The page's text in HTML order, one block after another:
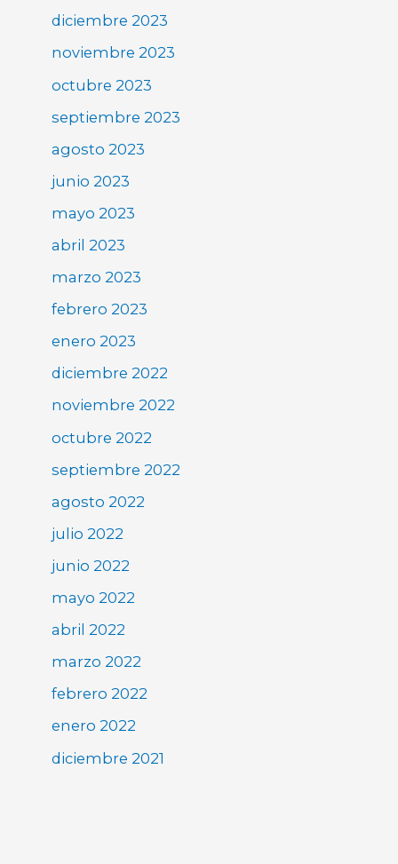
diciembre 2023
noviembre 2023
octubre 2023
septiembre 2023
agosto 2023
junio 2023
mayo 2023
abril 2023
marzo 2023
febrero 2023
enero 2023
diciembre 2022
noviembre 2022
octubre 2022
septiembre 2022
agosto 2022
julio 2022
junio 2022
mayo 2022
abril 2022
marzo 2022
febrero 2022
enero 2022
diciembre 2021